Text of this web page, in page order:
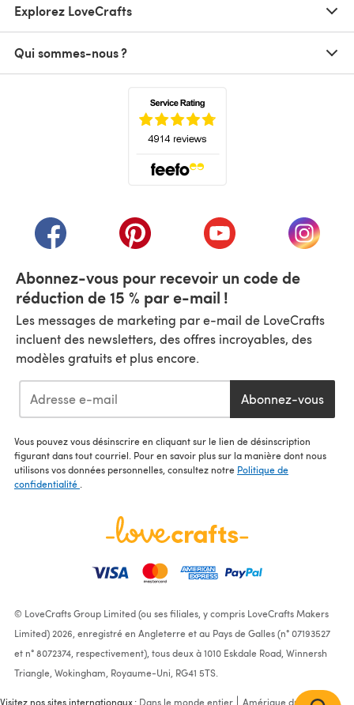
Explorez LoveCrafts
Qui sommes-nous ?
(s'ouvre dans un nouvel onglet)
(s'ouvre dans un nouvel onglet)
(s'ouvre dans un(s'ouvre
Abonnez-vous pour recevoir un code de
réduction de 15 % par e-mail !
Les messages de marketing par e-mail de LoveCrafts
incluent des newsletters, des offres incroyables, des
modèles gratuits et plus encore.
Abonnez-vous
Vous pouvez vous désinscrire en cliquant sur le lien de désinscription
figurant dans tout courriel. Pour en savoir plus sur la manière dont nous
utilisons vos données personnelles, consultez notre Politique de
confidentialité
© LoveCrafts Group Limited (ou ses filiales, y compris LoveCrafts Makers
Limited) 2026, enregistré en Angleterre et au Pays de Galles (n° 07193527
et n° 8072374, respectivement), tous deux à 1010 Eskdale Road, Winnersh
Triangle, Wokingham, Royaume-Uni, RG41 5TS.
Visitez nos sites internationaux : Dans le monde entier Amérique du Nord